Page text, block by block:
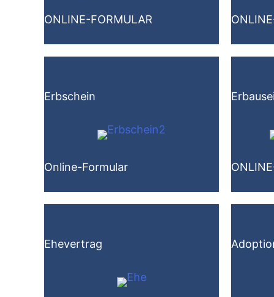
ONLINE-FORMULAR
Erbschein
Online-Formular
Ehevertrag